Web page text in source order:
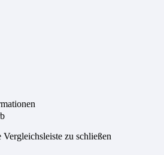
zu schließen